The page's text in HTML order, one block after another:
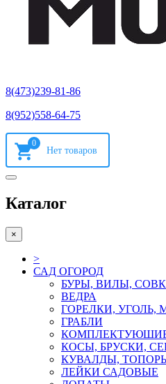
8(473)239-81-86
8(952)558-64-75
0
Каталог
×
>
САД ОГОРОД
БУРЫ, ВИЛЫ,
ВЕДРА
ГОРЕЛКИ, УГОЛЬ,
ГРАБЛИ
КОСЫ, БРУСКИ,
КУВАЛДЫ,
ЛЕЙКИ САДОВЫЕ